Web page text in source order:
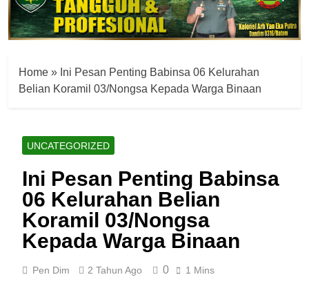
Home » Ini Pesan Penting Babinsa 06 Kelurahan
Belian Koramil 03/Nongsa Kepada Warga Binaan
UNCATEGORIZED
Ini Pesan Penting Babinsa
06 Kelurahan Belian
Koramil 03/Nongsa
Kepada Warga Binaan
Pen Dim 2 Tahun Ago 0 1 Mins